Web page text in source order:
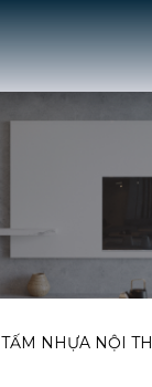
TẤM NHỰA NỘI